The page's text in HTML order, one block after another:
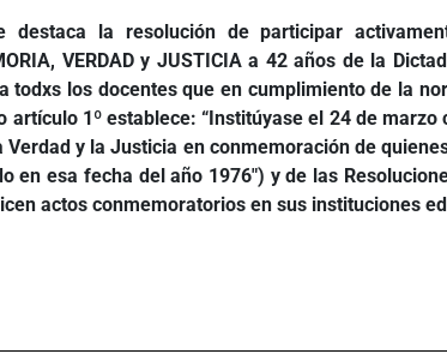
destaca la resolución de participar
VERDAD y JUSTICIA a 42 años de la
todxs los docentes que en cumplimiento de la
artículo 1º establece: “Institúyase el 24 de marzo
Verdad y la Justicia en conmemoración de
en esa fecha del año 1976″) y de las
actos conmemoratorios en sus instituciones